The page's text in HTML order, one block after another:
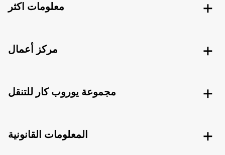
معلومات اكثر
مركز أعمال
مجموعة يوروب كار للتنقل
المعلومات القانونية